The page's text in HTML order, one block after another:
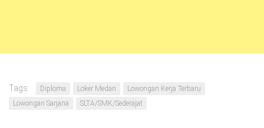
Tags: Diploma Loker Medan
Lowongan Kerja Terbaru
Lowongan Sarjana
SLTA/SMK/Sederajat